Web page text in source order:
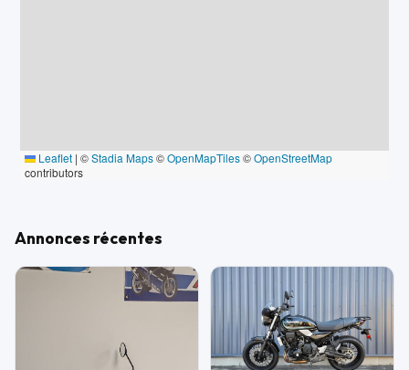
Leaflet | ©Stadia Maps©OpenMapTiles©OpenStreetMap
contributors
Annonces récentes